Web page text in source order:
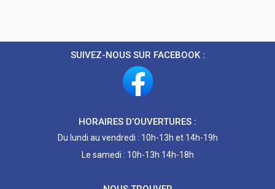
SUIVEZ-NOUS SUR FACEBOOK :
HORAIRES D’OUVERTURES :
Du lundi au vendredi : 10h-13h et 14h-19h
Le samedi : 10h-13h 14h-18h